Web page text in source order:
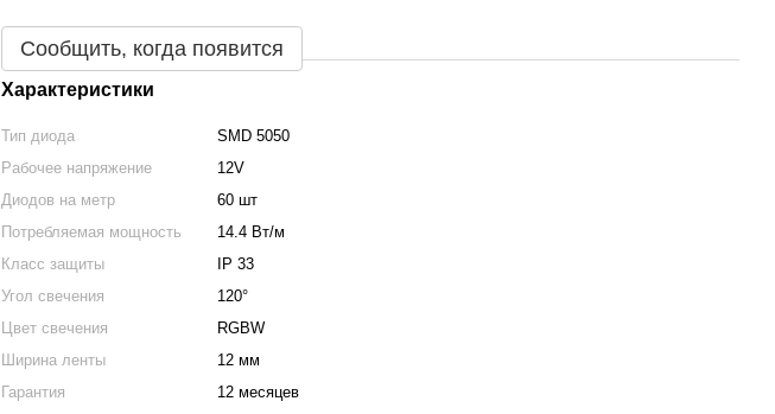
Сообщить, когда появится
Характеристики
Тип диода
SMD 5050
Рабочее напряжение
12V
Диодов на метр
60 шт
Потребляемая мощность
14.4 Вт/м
Класс защиты
IP 33
Угол свечения
120°
Цвет свечения
RGBW
Ширина ленты
12 мм
Гарантия
12 месяцев